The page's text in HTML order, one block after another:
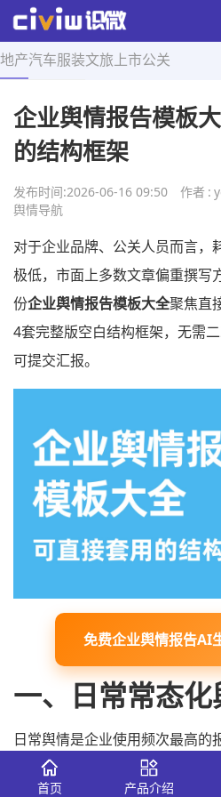
地产汽车服装文旅 上市公关
首页 > 舆情导航 > 正文
企业舆情报告模板
的结构框架
发布时间:2026-06-16 09:50 作者 :
舆情导航
对于企业品牌、公关人员而言，
极低，市面上多数文章偏重撰写
份企业舆情报告模板大全聚焦直
4套完整版空白结构框架，无需
可提交汇报。
免费企业舆情报告AI
一、日常常态
日常舆情是企业使用频次最高的
80%场景，也是
企业舆情报告模
首页 产品介绍